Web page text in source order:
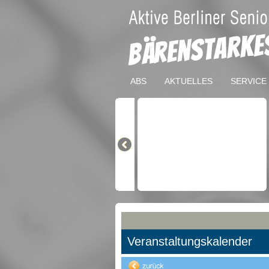
ABS AKTUELLES SERVICE
Veranstaltungskalender